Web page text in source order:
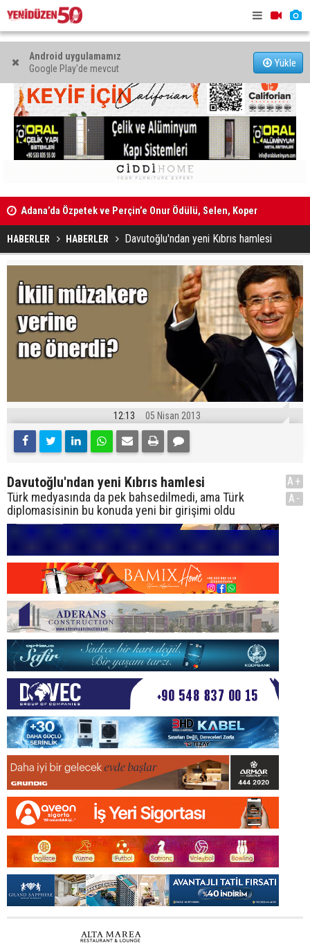
Android uygulamamız
Google Play'de mevcut
Yükle
Adana’da Özpetek ve Perçin’e Onur Ödülü, Selen, Koper
44 araç trafikten men edildi
HABERLER HABERLER Davutoğlu'ndan yeni Kıbrıs hamlesi
12:13 05 Nisan 2013
Davutoğlu'ndan yeni Kıbrıs hamlesi
Türk medyasında da pek bahsedilmedi, ama Türk
diplomasisinin bu konuda yeni bir girişimi oldu
A+
A-